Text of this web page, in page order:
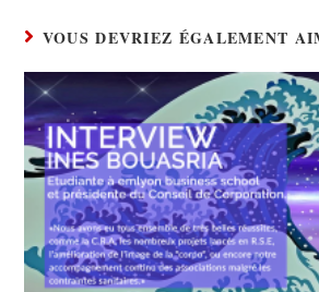
VOUS DEVRIEZ ÉGALEMENT